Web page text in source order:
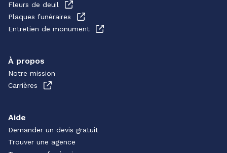
Fleurs de deuil
Plaques funéraires
Entretien de monument
À propos
Notre mission
Carrières
Aide
Demander un devis gratuit
Trouver une agence